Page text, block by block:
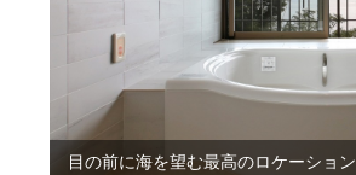
目の前に海を望む最高のロケーション